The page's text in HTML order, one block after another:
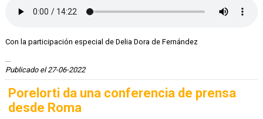
Con la participación especial de Delia Dora de Fernández
Publicado el 27-06-2022
Porelorti da una conferencia de prensa
desde Roma